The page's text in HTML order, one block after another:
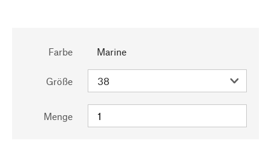
Farbe Marine
Größe
Menge